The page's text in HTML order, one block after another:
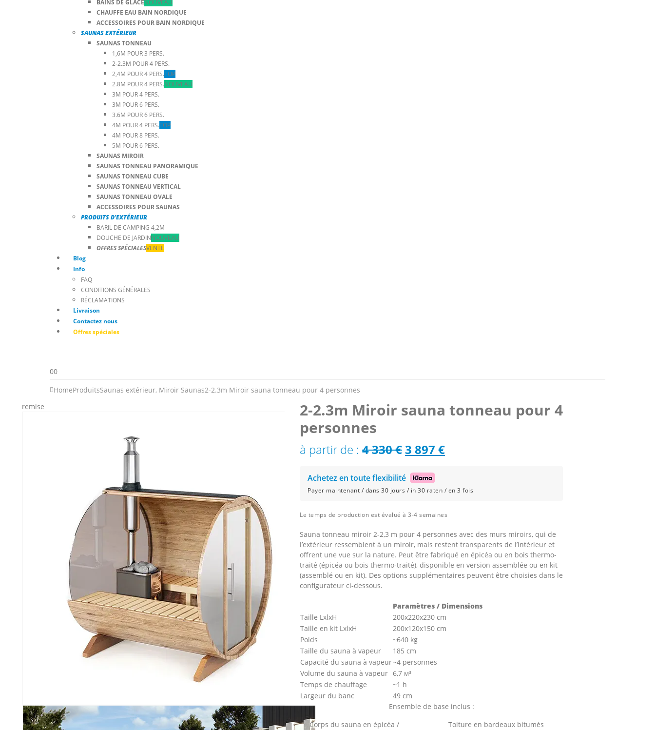
BAINS DE GLACENOUVEAU
CHAUFFE EAU BAIN NORDIQUE
ACCESSOIRES POUR BAIN NORDIQUE
SAUNAS EXTÉRIEUR
SAUNAS TONNEAU
1,6M POUR 3 PERS.
2-2.3M POUR 4 PERS.
2,4M POUR 4 PERS.TOP
2.8M POUR 4 PERS.NOUVEAU
3M POUR 4 PERS.
3M POUR 6 PERS.
3.6M POUR 6 PERS.
4M POUR 4 PERS.TOP
4M POUR 8 PERS.
5M POUR 6 PERS.
SAUNAS MIROIR
SAUNAS TONNEAU PANORAMIQUE
SAUNAS TONNEAU CUBE
SAUNAS TONNEAU VERTICAL
SAUNAS TONNEAU OVALE
ACCESSOIRES POUR SAUNAS
PRODUITS D’EXTÉRIEUR
BARIL DE CAMPING 4,2M
DOUCHE DE JARDINNOUVEAU
OFFRES SPÉCIALESVENTE
Blog
Info
FAQ
CONDITIONS GÉNÉRALES
RÉCLAMATIONS
Livraison
Contactez nous
Offres spéciales
00
HomeProduitsSaunas extérieur, Miroir Saunas2-2.3m Miroir sauna tonneau pour 4 personnes
remise
2-2.3m Miroir sauna tonneau pour 4
personnes
à partir de : 4 330€ Le
initial
4
330 €.
3 897 €Le
actuel
3
897 €.
Achetez en toute flexibilité
Payer maintenant / dans 30 jours / in 30 raten / en 3 fois
Le temps de production est évalué à 3-4 semaines
Sauna tonneau miroir 2-2,3 m pour 4 personnes avec des murs miroirs, qui de
l’extérieur ressemblent à un miroir, mais restent transparents de l’intérieur et
offrent une vue sur la nature. Peut être fabriqué en épicéa ou en bois thermo-
traité (épicéa ou bois thermo-traité), disponible en version assemblée ou en kit
(assemblé ou en kit). Des options supplémentaires peuvent être choisies dans le
configurateur ci-dessous.
Paramètres / Dimensions
Taille LxlxH
200x220x230 cm
Taille en kit LxlxH
200х120х150 cm
Poids
~640 kg
Taille du sauna à vapeur
185 cm
Capacité du sauna à vapeur~4 personnes
Volume du sauna à vapeur 6,7 м³
Temps de chauffage
~1 h
Largeur du banc
49 cm
Ensemble de base inclus :
Corps du sauna en épicéa /
Toiture en bardeaux bitumés